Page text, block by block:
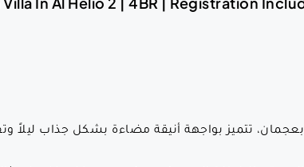
فيلا مميزة بتصميم عصري راقٍ للبيع في منطقة الحيلو 2 بعجمان، تتميز بواجهة أنيقة مضاءة بشكل جذاب